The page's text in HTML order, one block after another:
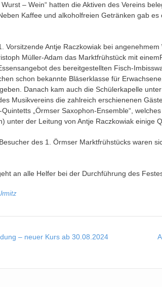
– Wein“ hatten die Aktiven des Vereins
Kaffee und alkoholfreien Getränken gab
Vorsitzende Antje Raczkowiak bei
Müller-Adam das Marktfrühstück mit
des bereitgestellten Fisch-
schon bekannte Bläserklasse für
Danach kam auch die Schülerkapelle
Musikvereins die zahlreich erschienenen
„Örmser Saxophon-Ensemble“,
unter der Leitung von Antje Raczkowiak einige
des 1. Örmser Marktfrühstücks waren
an alle Helfer bei der Durchführung des
– neuer Kurs ab 30.08.2024